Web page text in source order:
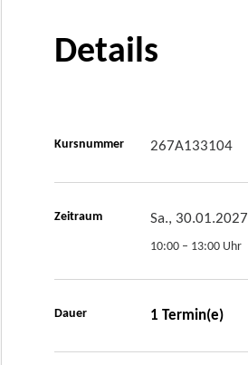
Details
Kursnummer 267A133104
Zeitraum Sa., 30.01.2027
10:00 – 13:00 Uhr
Dauer 1 Termin(e)